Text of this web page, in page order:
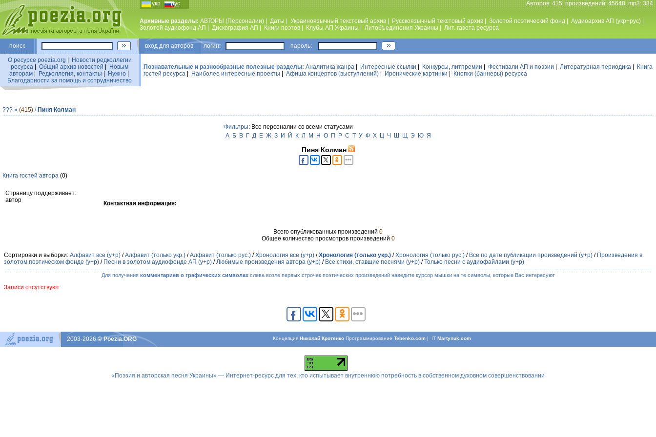
укр рус Авторов: 415, произведений: 45648, mp3: 334
Архивные разделы: АВТОРЫ (Персоналии) Даты Украиноязычный текстовый архив Русскоязычный текстовый архив Золотой поэтический фонд Аудиоархив АП (укр+рус)
Золотой аудиофонд АП
Дискография АП Книги поэтов Клубы АП Украины Литобъединения Украины Лит. газета ресурса
поиск вход для авторов логин: пароль:
О ресурсе poezia.org
Новости редколлегии
ресурса
Общий архив новостей
Новым
авторам| Редколлегия, контакты Нужно|
Благодарности за помощь и сотрудничество
Познавательные и разнообразные полезные разделы: Аналитика жанра Интересные ссылки Конкурсы, литпремии Фестивали АП и поэзии Литературная периодика
Книга
гостей ресурса
Наиболее интересные проекты Афиша концертов (выступлений) Иронические картинки Кнопки (баннеры) ресурса
??? » (415) / Пиня Колман
Фильтры: Все персоналии со всеми статусами
А
Б В Г Д Е Ж З И Й К Л М Н О П Р С Т У Ф Х Ц Ч Ш Щ Э Ю Я
Пиня Колман
Книга гостей автора (0)
Страницу поддерживает:
автор
Контактная информация:
Всего опубликованных произведений 0
Общее количество просмотров произведений 0
Сортировки и выборки: Алфавит все (у+р) /Алфавит (только укр.) /Алфавит (только рус.) /Хронология все (у+р) /Хронология (только укр.) /Хронология (только рус.) / Все по дате публикации произведений (у+р) / Произведения в
золотом поэтическом фонде (у+р) / Песни в золотом аудиофонде АП (у+р) /Любимые произведения автора (у+р) / Все стихи, ставшие песнями (у+р) /Только песни с аудиофайлами (у+р)
Для получения комментариев о графических символахслева возле первых строчек поэтических произведений наведите курсор мышки на те символы, которые Вас интересуют
Записи отсутствуют
КонцепцияНиколай Кротенко ПрограммированиеTebenko.com | ITMartynuk.com
2003-2026© Poezia.ORG
«Поэзия и авторская песня Украины» — Интернет-ресурс для тех, кто испытывает внутреннюю потребность в собственном духовном совершенствовании